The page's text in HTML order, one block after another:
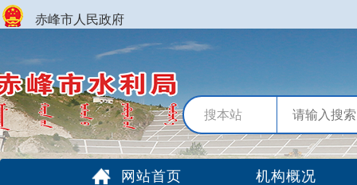
赤峰市人民政府
搜本站
网站首页 机构概况